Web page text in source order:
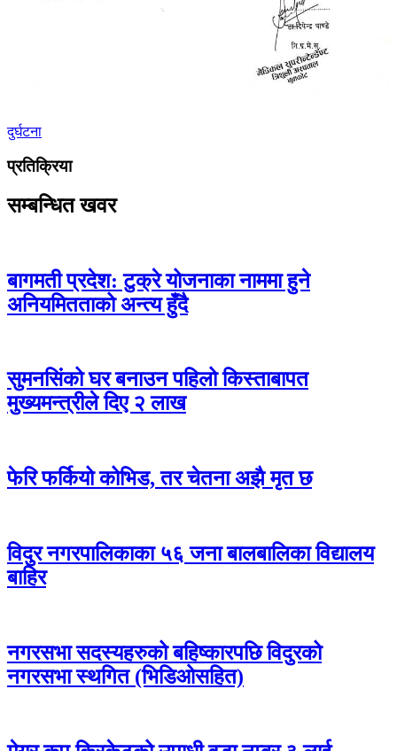
दुर्घटना
प्रतिक्रिया
सम्बन्धित खवर
बागमती प्रदेश: टुक्रे योजनाका नाममा हुने
अनियमितताको अन्त्य हुँदै
सुमनसिंको घर बनाउन पहिलो किस्ताबापत
मुख्यमन्त्रीले दिए २ लाख
फेरि फर्कियो कोभिड, तर चेतना अझै मृत छ
विदुर नगरपालिकाका ५६ जना बालबालिका विद्यालय
बाहिर
नगरसभा सदस्यहरुको बहिष्कारपछि विदुरको
नगरसभा स्थगित (भिडिओसहित)